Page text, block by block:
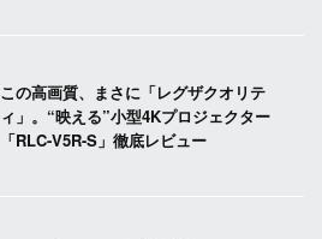
この高画質、まさに「レグザクオリテ
ィ」。“映える”小型4Kプロジェクター
「RLC-V5R-S」徹底レビュー